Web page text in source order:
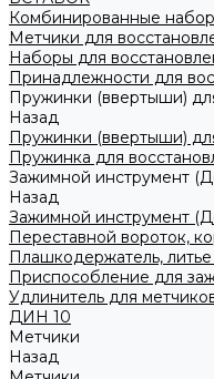
Комбинированные
Метчики для
Наборы для
Принадлежности для
Пружинки (ввертыши)
Назад
Пружинки (ввертыши)
Пружинка для
Зажимной инструмент
Назад
Зажимной инструмент
Переставной вороток,
Плашкодержатель,
Приспособление для
Удлинитель для
ДИН 10
Метчики
Назад